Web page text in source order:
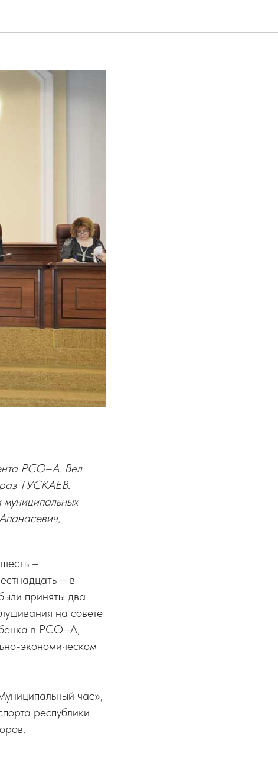
РСО–А. Вел
ТУСКАЕВ.
муниципальных
–
– в
приняты два
на совете
в РСО–А,
экономическом
час»,
республики